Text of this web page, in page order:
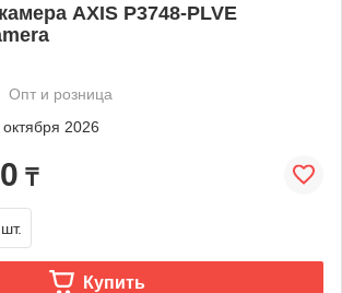
AXIS P3748-PLVE
Опт и розница
октября 2026
₸
Купить